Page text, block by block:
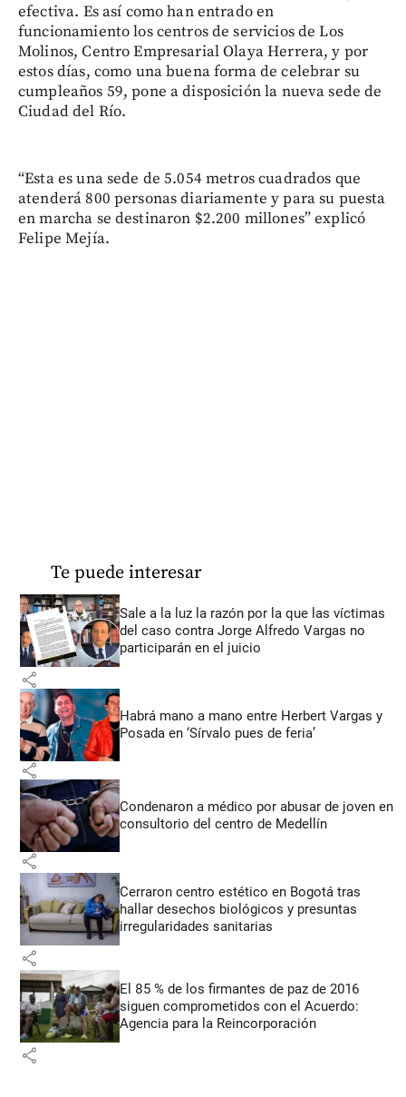
efectiva. Es así como han entrado en
funcionamiento los centros de servicios de Los
Molinos, Centro Empresarial Olaya Herrera, y por
estos días, como una buena forma de celebrar su
cumpleaños 59, pone a disposición la nueva sede de
Ciudad del Río.
“Esta es una sede de 5.054 metros cuadrados que
atenderá 800 personas diariamente y para su puesta
en marcha se destinaron $2.200 millones” explicó
Felipe Mejía.
Te puede interesar
Sale a la luz la razón por la que las víctimas
del caso contra Jorge Alfredo Vargas no
participarán en el juicio
share
Habrá mano a mano entre Herbert Vargas y
Posada en ‘Sírvalo pues de feria’
share
Condenaron a médico por abusar de joven en
consultorio del centro de Medellín
share
Cerraron centro estético en Bogotá tras
hallar desechos biológicos y presuntas
irregularidades sanitarias
share
El 85 % de los firmantes de paz de 2016
siguen comprometidos con el Acuerdo:
Agencia para la Reincorporación
share